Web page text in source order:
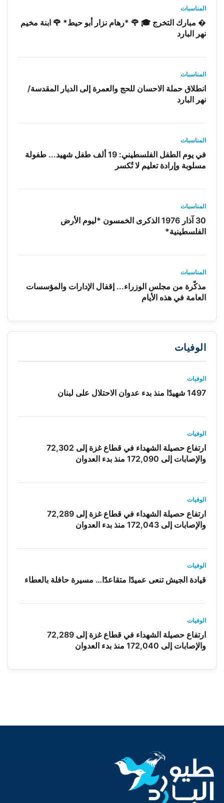
المناسبات
� مبارك التخرج 🎓 🌹 *رهام نزار أبو حيط* 🌹 ابنة مخيم
نهر البارد
المناسبات
انطلاق حملة الاحسان للحج والعمرة إلى الديار المقدسة/
نهر البارد
المناسبات
في يوم الطفل الفلسطيني: 19 ألف طفل شهيد... طفولة
مسلوبة وإرادة تعليم لا تُكسر
المناسبات
30 آذار 1976 الذكرى الخمسون *ليوم الأرض
الفلسطينية*
المناسبات
مذكّرة من مجلس الوزراء... إقفال الإدارات والمؤسسات
العامة في هذه الأيام
الوفيات
الوفيات
1497 شهيدًا منذ بدء عدوان الاحتلال على لبنان
الوفيات
ارتفاع حصيلة الشهداء في قطاع غزة إلى 72,302
والإصابات إلى 172,090 منذ بدء العدوان
الوفيات
ارتفاع حصيلة الشهداء في قطاع غزة إلى 72,289
والإصابات إلى 172,043 منذ بدء العدوان
الوفيات
قيادة الجيش تنعى عميدًا متقاعدًا… مسيرة حافلة بالعطاء
الوفيات
ارتفاع حصيلة الشهداء في قطاع غزة إلى 72,289
والإصابات إلى 172,040 منذ بدء العدوان